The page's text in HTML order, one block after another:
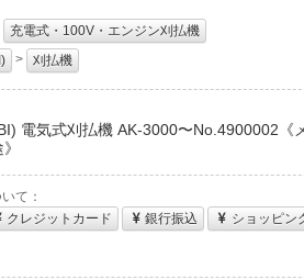
充電式・100V・エンジン刈払機
> 刈払機
電気式刈払機 AK-3000〜No.4900002《
て：
クレジットカード 銀行振込
ショッピン